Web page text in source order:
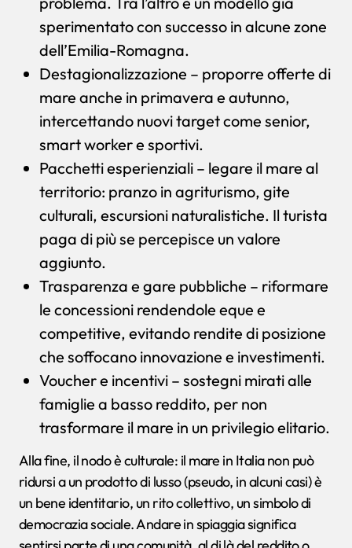
sperimentato con successo in alcune zone
dell’Emilia-Romagna.
Destagionalizzazione – proporre offerte di
mare anche in primavera e autunno,
intercettando nuovi target come senior,
smart worker e sportivi.
Pacchetti esperienziali – legare il mare al
territorio: pranzo in agriturismo, gite
culturali, escursioni naturalistiche. Il turista
paga di più se percepisce un valore
aggiunto.
Trasparenza e gare pubbliche – riformare
le concessioni rendendole eque e
competitive, evitando rendite di posizione
che soffocano innovazione e investimenti.
Voucher e incentivi – sostegni mirati alle
famiglie a basso reddito, per non
trasformare il mare in un privilegio elitario.
Alla fine, il nodo è culturale: il mare in Italia non può
ridursi a un prodotto di lusso (pseudo, in alcuni casi) è
un bene identitario, un rito collettivo, un simbolo di
democrazia sociale. Andare in spiaggia significa